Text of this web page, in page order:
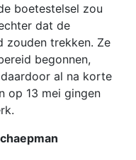
boetestelsel zou
dat de
zouden trekken. Ze
begonnen,
al na korte
op 13 mei gingen